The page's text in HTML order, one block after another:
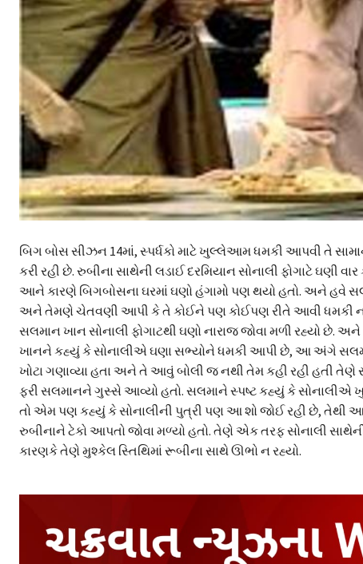
બિગ બોસ સીઝન 14માં, સ્પર્ધકો માટે ખુલ્લેઆમ ધમકી આપવી તે
કરી રહી છે. રુબીના સાથેની લડાઈ દરમિયાન સોનાલી ફોગાટે ઘણી
આને કારણે બિગબોસના ઘરમાં ઘણો હંગામો પણ થયો હતો. અને હવે
અને તેમણે ચેતવણી આપી કે તે કોઈને પણ કોઈપણ રીતે આવી ધમકી ન
સલમાન ખાન સોનાલી ફોગાટથી ઘણો નારાજ જોવા મળી રહ્યો
ખાનને કહ્યું કે સોનાલીએ ઘણા સભ્યોને ધમકી આપી છે, આ અંગે
ખોટા ગણાવ્યા હતા અને તે આવું બોલી જ નથી તેમ કહી રહી હતી
ફરી સલમાનને ગુસ્સે આવ્યો હતો. સલમાને સ્પષ્ટ કહ્યું કે
તો એમ પણ કહ્યું કે સોનાલીની પુત્રી પણ આ શો જોઈ રહી છે, તેથી
રુબીનાને ટેકો આપતો જોવા મળ્યો હતો. તેણે એક તરફ સોનાલી
કારણકે તેણે મુશ્કેલ સ્તિથિમાં રૂબીના સાથે ઊભો ન રહ્યો.